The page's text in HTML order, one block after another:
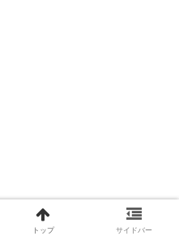
トップ サイドバー